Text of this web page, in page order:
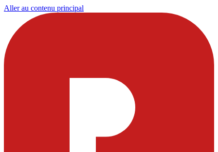
Aller au contenu principal